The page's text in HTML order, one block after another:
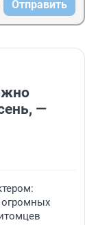
Отправить
—